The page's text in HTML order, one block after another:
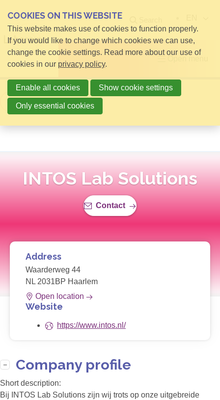
Back to overview
INTOS Lab Solutions
Contact
Address
Waarderweg 44
NL 2031BP Haarlem
Open location
Website
https://www.intos.nl/
Company profile
Short description:
Bij INTOS Lab Solutions zijn wij trots op onze uitgebreide
COOKIES ON THIS WEBSITE
This website makes use of cookies to function properly.
If you would like to change which cookies we can use,
change the cookie settings. Read more about our use of
cookies in our privacy policy.
Enable all cookies Show cookie settings
Only essential cookies